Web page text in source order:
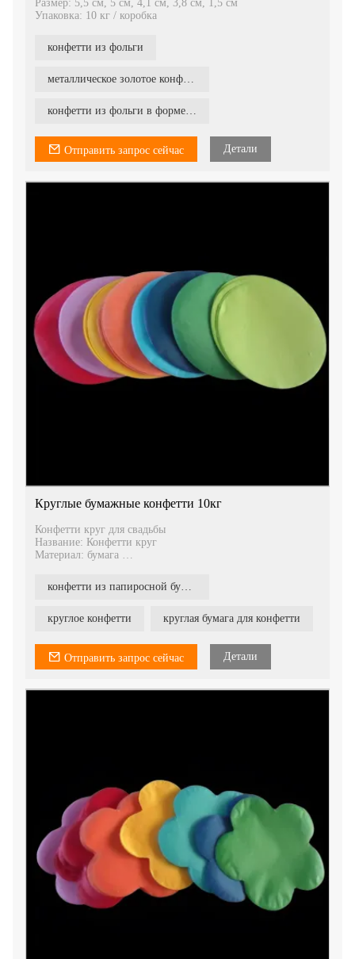
Размер: 5,5 см, 5 см, 4,1 см, 3,8 см, 1,5 см
Упаковка: 10 кг / коробка
конфетти из фольги
металлическое золотое конфетти в форме сердца
конфетти из фольги в форме сердца
Отправить запрос сейчас Детали
Круглые бумажные конфетти 10кг
Конфетти круг для свадьбы
Название: Конфетти круг
Материал: бумага
Упаковка: 10 кг / коробка
Их можно использовать для конфетти-машины или для
конфетти из папиросной бумаги круглый
круглое конфетти круглая бумага для конфетти
Отправить запрос сейчас Детали